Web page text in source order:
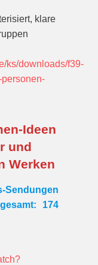
klare
ks/downloads/f39-
Ideen
und
Werken
Sendungen
174